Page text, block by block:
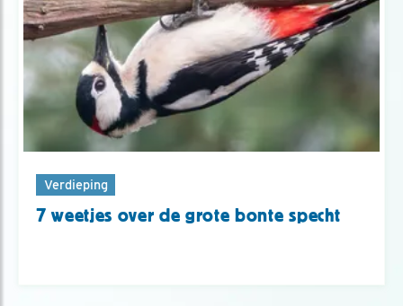
Verdieping
7 weetjes over de grote bonte specht